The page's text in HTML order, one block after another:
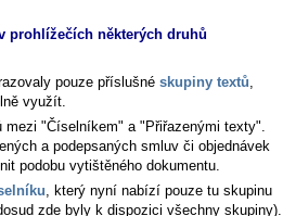
prohlížečích některých druhů
pouze příslušné skupiny textů,
využít.
mezi "Číselníkem" a "Přiřazenými texty".
a podepsaných smluv či objednávek
podobu vytištěného dokumentu.
, který nyní nabízí pouze tu skupinu
zde byly k dispozici všechny skupiny).